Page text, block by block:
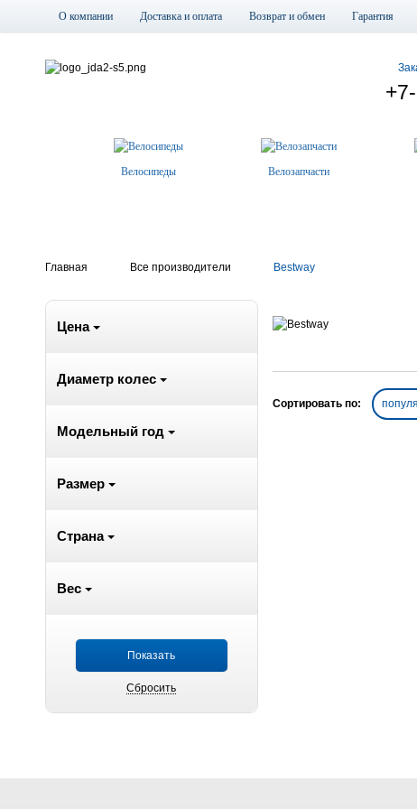
О компании Доставка и оплата Возврат и обмен Гарантия
Велосипеды Велозапчасти
Главная Все производители Bestway
Цена
Диаметр колес
Модельный год
Размер
Страна
Вес
Сортировать по: